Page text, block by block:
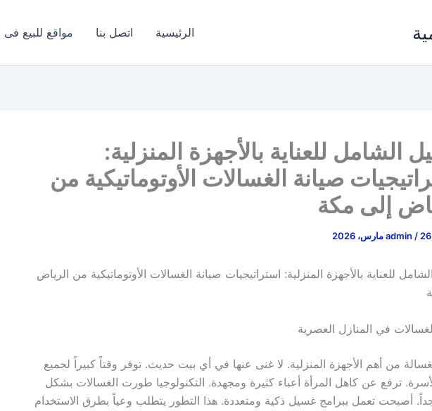
الرئيسية اتصل بنا مواقع للبيع فى
الشامل للعناية بالأجهزة المنزلية:
صيانة الغسالات الأوتوماتيكية من
إلى مكة
admin / 26 مارس، 2026
للعناية بالأجهزة المنزلية: استراتيجيات صيانة الغسالات الأوتوماتيكية من الرياض
في المنازل العصرية
من أهم الأجهزة المنزلية. لا غنى عنها في أي بيت حديث. توفر وقتاً كبيراً لجميع
ترفع عن كاهل المرأة أعباء كثيرة ومجهدة. التكنولوجيا طورت الغسالات بشكل
أصبحت تعمل ببرامج غسيل ذكية ومتعددة. هذا التطور يتطلب وعياً بطرق الاستخدام